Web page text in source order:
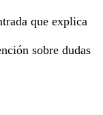
que explica
sobre dudas